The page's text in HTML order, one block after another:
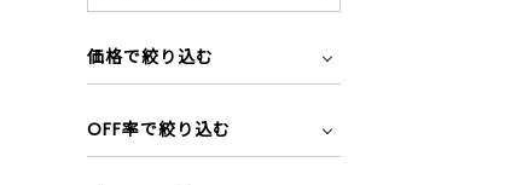
価格で絞り込む
OFF率で絞り込む